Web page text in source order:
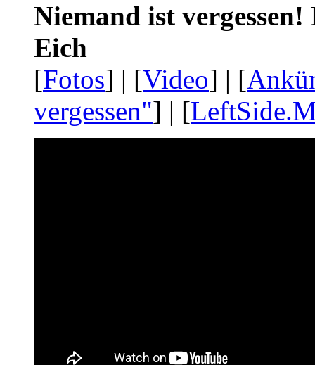
Niemand ist
Eich
[Fotos] | [Video] | [
vergessen"] | [